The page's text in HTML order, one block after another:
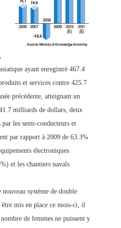
ayant enregistré 467.4
et services contre 425.7
précédente, atteignant un
milliards de dollars, deux
les semi-conducteurs et
par rapport à 2009 de 63.3%
électroniques
et les chantiers navals
système de double
être mis en place ce mois-ci, il
de femmes ne puissent y